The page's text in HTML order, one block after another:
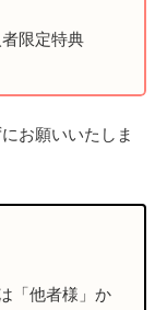
限定特典
お願いいたしま
「他者様」か